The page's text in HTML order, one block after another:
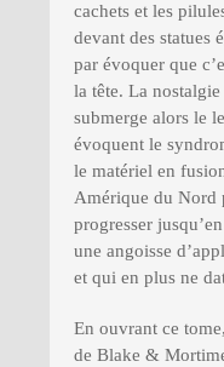
cachets et les
devant des statues
par évoquer que
la tête. La
submerge alors le
évoquent le
le matériel en
Amérique du Nord
progresser
une angoisse
et qui en plus ne
En ouvrant ce
de Blake &